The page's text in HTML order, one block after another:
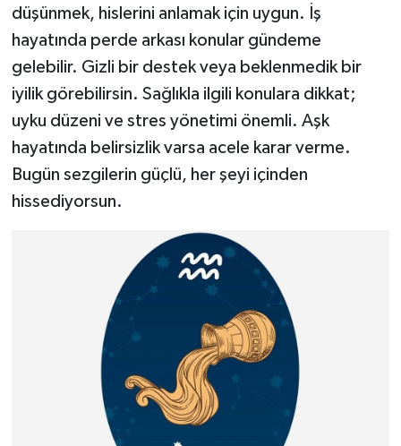
düşünmek, hislerini anlamak için uygun. İş
hayatında perde arkası konular gündeme
gelebilir. Gizli bir destek veya beklenmedik bir
iyilik görebilirsin. Sağlıkla ilgili konulara dikkat;
uyku düzeni ve stres yönetimi önemli. Aşk
hayatında belirsizlik varsa acele karar verme.
Bugün sezgilerin güçlü, her şeyi içinden
hissediyorsun.